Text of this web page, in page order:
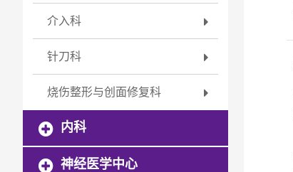
介入科
针刀科
烧伤整形与创面修复科
内科
神经医学中心